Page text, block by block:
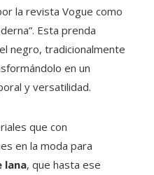
la revista Vogue como
Esta prenda
negro, tradicionalmente
en un
y versatilidad.
que con
en la moda para
lana, que hasta ese